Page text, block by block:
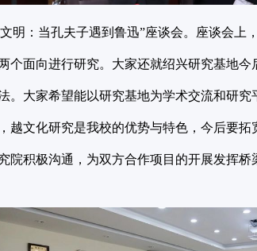
：当孔夫子遇到鲁迅”座谈会。座谈会上
个面向进行研究。大家还就绍兴研究基地
。大家希望能以研究基地为学术交流和研
越文化研究是我校的优势与特色，今后要
积极沟通，为双方合作项目的开展发挥桥